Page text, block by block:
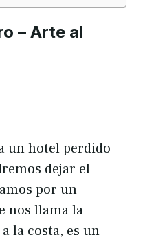
– Arte al
un hotel perdido
dejar el
por un
nos llama la
la costa, es un